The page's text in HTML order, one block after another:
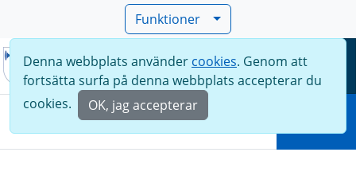
Funktioner
Meny
Denna webbplats använder cookies. Genom att
fortsätta surfa på denna webbplats accepterar du
cookies.
OK, jag accepterar